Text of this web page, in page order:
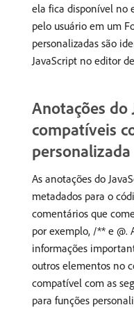
ela fica disponível no
pelo usuário em um
personalizadas são
JavaScript no editor
Anotações do
compatíveis
personalizada
As anotações do
metadados para o
comentários que
por exemplo, /** e @.
informações
outros elementos no
compatível com as
para funções